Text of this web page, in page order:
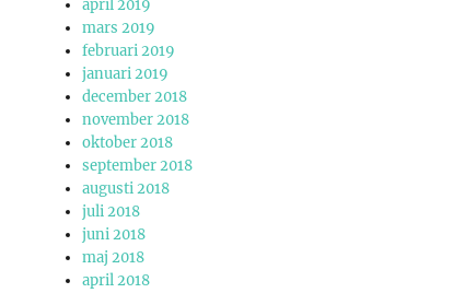
april 2019
mars 2019
februari 2019
januari 2019
december 2018
november 2018
oktober 2018
september 2018
augusti 2018
juli 2018
juni 2018
maj 2018
april 2018